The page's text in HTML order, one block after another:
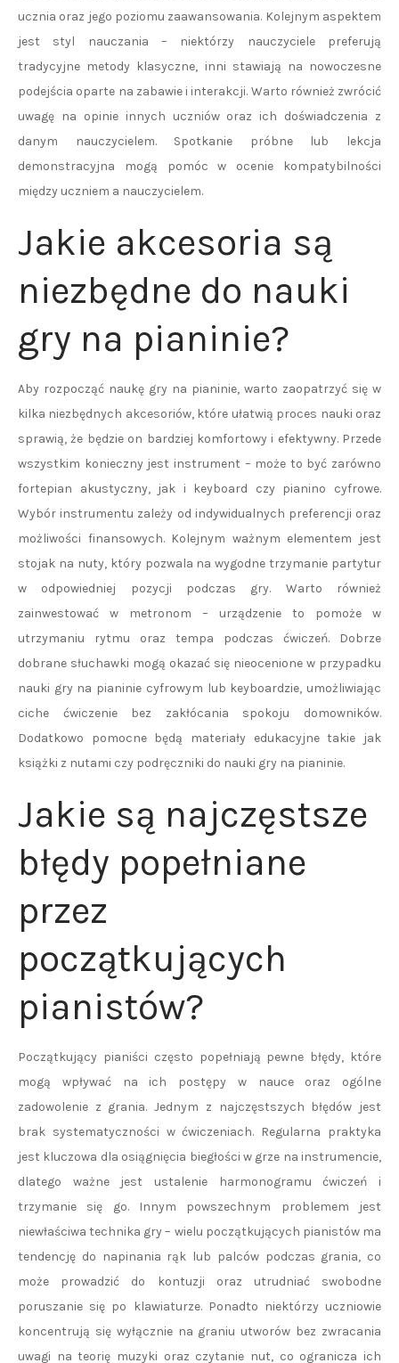
ucznia oraz jego poziomu zaawansowania. Kolejnym aspektem
jest styl nauczania – niektórzy nauczyciele preferują
tradycyjne metody klasyczne, inni stawiają na nowoczesne
podejścia oparte na zabawie i interakcji. Warto również zwrócić
uwagę na opinie innych uczniów oraz ich doświadczenia z
danym nauczycielem. Spotkanie próbne lub lekcja
demonstracyjna mogą pomóc w ocenie kompatybilności
między uczniem a nauczycielem.
Jakie akcesoria są
niezbędne do nauki
gry na pianinie?
Aby rozpocząć naukę gry na pianinie, warto zaopatrzyć się w
kilka niezbędnych akcesoriów, które ułatwią proces nauki oraz
sprawią, że będzie on bardziej komfortowy i efektywny. Przede
wszystkim konieczny jest instrument – może to być zarówno
fortepian akustyczny, jak i keyboard czy pianino cyfrowe.
Wybór instrumentu zależy od indywidualnych preferencji oraz
możliwości finansowych. Kolejnym ważnym elementem jest
stojak na nuty, który pozwala na wygodne trzymanie partytur
w odpowiedniej pozycji podczas gry. Warto również
zainwestować w metronom – urządzenie to pomoże w
utrzymaniu rytmu oraz tempa podczas ćwiczeń. Dobrze
dobrane słuchawki mogą okazać się nieocenione w przypadku
nauki gry na pianinie cyfrowym lub keyboardzie, umożliwiając
ciche ćwiczenie bez zakłócania spokoju domowników.
Dodatkowo pomocne będą materiały edukacyjne takie jak
książki z nutami czy podręczniki do nauki gry na pianinie.
Jakie są najczęstsze
błędy popełniane
przez
początkujących
pianistów?
Początkujący pianiści często popełniają pewne błędy, które
mogą wpływać na ich postępy w nauce oraz ogólne
zadowolenie z grania. Jednym z najczęstszych błędów jest
brak systematyczności w ćwiczeniach. Regularna praktyka
jest kluczowa dla osiągnięcia biegłości w grze na instrumencie,
dlatego ważne jest ustalenie harmonogramu ćwiczeń i
trzymanie się go. Innym powszechnym problemem jest
niewłaściwa technika gry – wielu początkujących pianistów ma
tendencję do napinania rąk lub palców podczas grania, co
może prowadzić do kontuzji oraz utrudniać swobodne
poruszanie się po klawiaturze. Ponadto niektórzy uczniowie
koncentrują się wyłącznie na graniu utworów bez zwracania
uwagi na teorię muzyki oraz czytanie nut, co ogranicza ich